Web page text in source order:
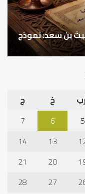
بن سعد: نموذج
خ
ج
5
6
7
13
14
20
21
27
28